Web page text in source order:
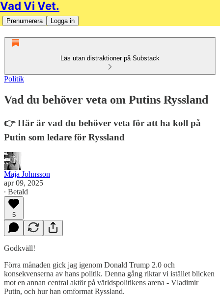
Vad Vi Vet.
Prenumerera Logga in
Läs utan distraktioner på Substack
Politik
Vad du behöver veta om Putins Ryssland
👉 Här är vad du behöver veta för att ha koll på
Putin som ledare för Ryssland
Maja Johnsson
apr 09, 2025
∙ Betald
5
Godkväll!
Förra månaden gick jag igenom Donald Trump 2.0 och
konsekvenserna av hans politik. Denna gång riktar vi istället blicken
mot en annan central aktör på världspolitikens arena - Vladimir
Putin, och hur han omformat Ryssland.